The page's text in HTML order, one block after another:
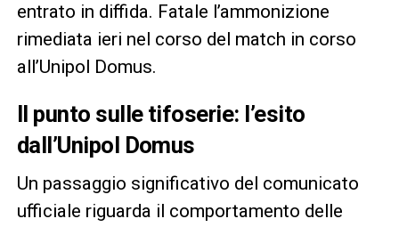
entrato in diffida. Fatale l’ammonizione
rimediata ieri nel corso del match in corso
all’Unipol Domus.
Il punto sulle tifoserie: l’esito
dall’Unipol Domus
Un passaggio significativo del comunicato
ufficiale riguarda il comportamento delle